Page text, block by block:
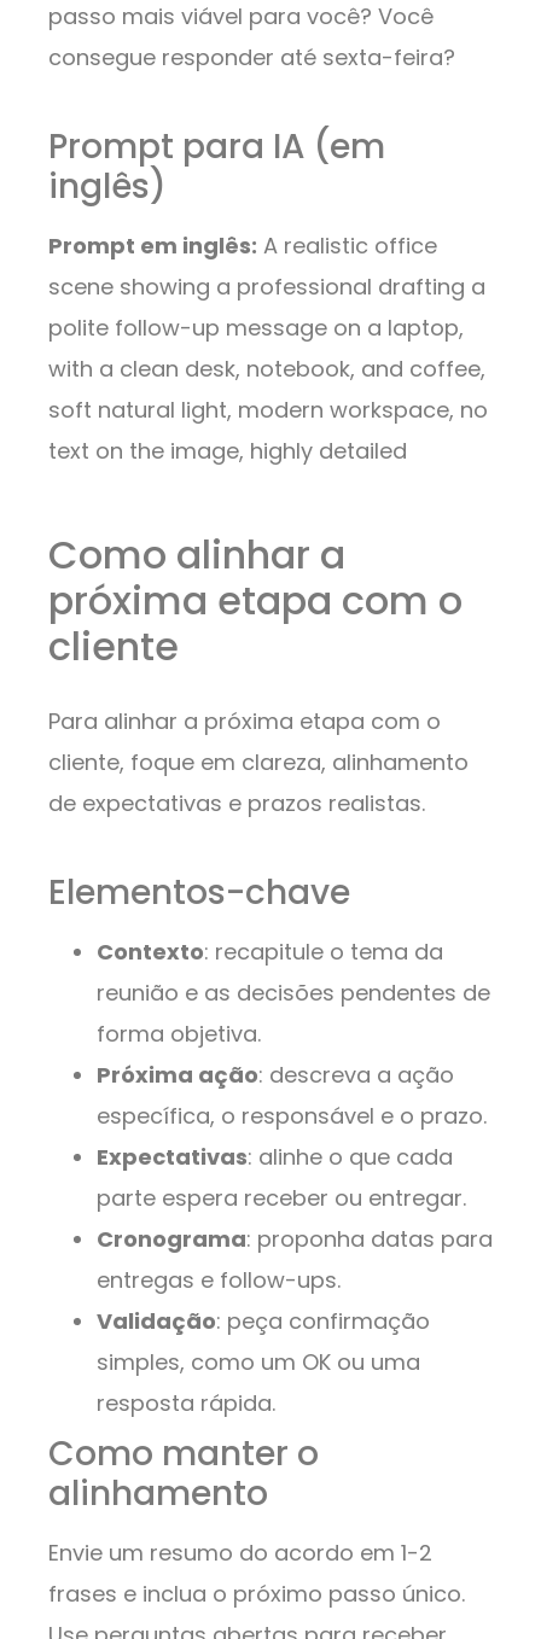
passo mais viável para você? Você
consegue responder até sexta-feira?
Prompt para IA (em
inglês)
Prompt em inglês: A realistic office
scene showing a professional drafting a
polite follow-up message on a laptop,
with a clean desk, notebook, and coffee,
soft natural light, modern workspace, no
text on the image, highly detailed
Como alinhar a
próxima etapa com o
cliente
Para alinhar a próxima etapa com o
cliente, foque em clareza, alinhamento
de expectativas e prazos realistas.
Elementos-chave
Contexto: recapitule o tema da
reunião e as decisões pendentes de
forma objetiva.
Próxima ação: descreva a ação
específica, o responsável e o prazo.
Expectativas: alinhe o que cada
parte espera receber ou entregar.
Cronograma: proponha datas para
entregas e follow-ups.
Validação: peça confirmação
simples, como um OK ou uma
resposta rápida.
Como manter o
alinhamento
Envie um resumo do acordo em 1-2
frases e inclua o próximo passo único.